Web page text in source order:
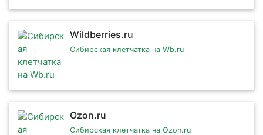
Wildberries.ru
Сибирская клетчатка на Wb.ru
Ozon.ru
Сибирская клетчатка на Ozon.ru